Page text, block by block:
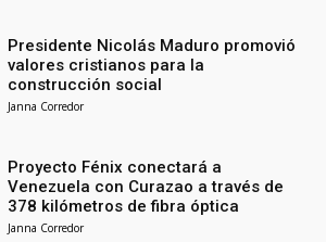
Presidente Nicolás Maduro promovió
valores cristianos para la
construcción social
Janna Corredor
Proyecto Fénix conectará a
Venezuela con Curazao a través de
378 kilómetros de fibra óptica
Janna Corredor